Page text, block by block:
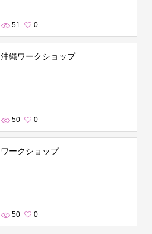
51 0
沖縄ワークショップ
50 0
ワークショップ
50 0